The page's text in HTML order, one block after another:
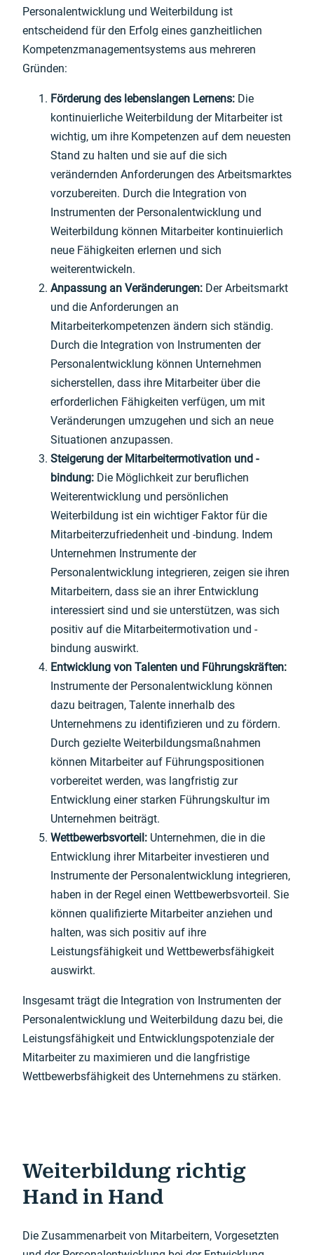
Personalentwicklung und Weiterbildung ist
entscheidend für den Erfolg eines ganzheitlichen
Kompetenzmanagementsystems aus mehreren
Gründen:
Förderung des lebenslangen Lernens: Die
kontinuierliche Weiterbildung der Mitarbeiter ist
wichtig, um ihre Kompetenzen auf dem neuesten
Stand zu halten und sie auf die sich
verändernden Anforderungen des Arbeitsmarktes
vorzubereiten. Durch die Integration von
Instrumenten der Personalentwicklung und
Weiterbildung können Mitarbeiter kontinuierlich
neue Fähigkeiten erlernen und sich
weiterentwickeln.
Anpassung an Veränderungen: Der Arbeitsmarkt
und die Anforderungen an
Mitarbeiterkompetenzen ändern sich ständig.
Durch die Integration von Instrumenten der
Personalentwicklung können Unternehmen
sicherstellen, dass ihre Mitarbeiter über die
erforderlichen Fähigkeiten verfügen, um mit
Veränderungen umzugehen und sich an neue
Situationen anzupassen.
Steigerung der Mitarbeitermotivation und -
bindung: Die Möglichkeit zur beruflichen
Weiterentwicklung und persönlichen
Weiterbildung ist ein wichtiger Faktor für die
Mitarbeiterzufriedenheit und -bindung. Indem
Unternehmen Instrumente der
Personalentwicklung integrieren, zeigen sie ihren
Mitarbeitern, dass sie an ihrer Entwicklung
interessiert sind und sie unterstützen, was sich
positiv auf die Mitarbeitermotivation und -
bindung auswirkt.
Entwicklung von Talenten und Führungskräften:
Instrumente der Personalentwicklung können
dazu beitragen, Talente innerhalb des
Unternehmens zu identifizieren und zu fördern.
Durch gezielte Weiterbildungsmaßnahmen
können Mitarbeiter auf Führungspositionen
vorbereitet werden, was langfristig zur
Entwicklung einer starken Führungskultur im
Unternehmen beiträgt.
Wettbewerbsvorteil: Unternehmen, die in die
Entwicklung ihrer Mitarbeiter investieren und
Instrumente der Personalentwicklung integrieren,
haben in der Regel einen Wettbewerbsvorteil. Sie
können qualifizierte Mitarbeiter anziehen und
halten, was sich positiv auf ihre
Leistungsfähigkeit und Wettbewerbsfähigkeit
auswirkt.
Insgesamt trägt die Integration von Instrumenten der
Personalentwicklung und Weiterbildung dazu bei, die
Leistungsfähigkeit und Entwicklungspotenziale der
Mitarbeiter zu maximieren und die langfristige
Wettbewerbsfähigkeit des Unternehmens zu stärken.
Weiterbildung richtig
Hand in Hand
Die Zusammenarbeit von Mitarbeitern, Vorgesetzten